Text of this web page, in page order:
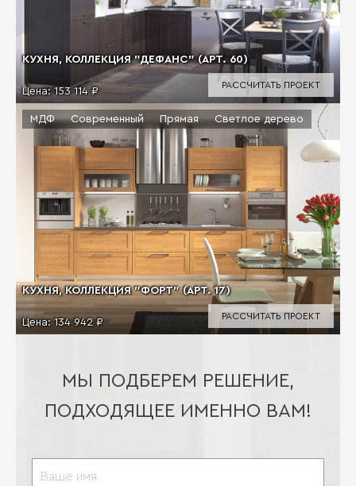
КУХНЯ, КОЛЛЕКЦИЯ "ДЕФАНС" (АРТ. 60)
Цена: 153 114 ₽
РАССЧИТАТЬ ПРОЕКТ
КУХНЯ, КОЛЛЕКЦИЯ "ФОРТ" (АРТ. 17)
Цена:134 942 ₽
МДФ Современный Прямая Светлое дерево
РАССЧИТАТЬ ПРОЕКТ
МЫ ПОДБЕРЕМ РЕШЕНИЕ,
ПОДХОДЯЩЕЕ ИМЕННО ВАМ!